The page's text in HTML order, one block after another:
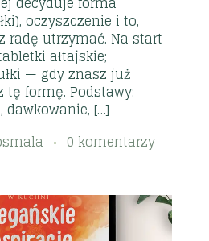
oczyszczenie i to,
radę utrzymać. Na start
ałtajskie;
— gdy znasz już
formę. Podstawy:
[…]
0 komentarzy